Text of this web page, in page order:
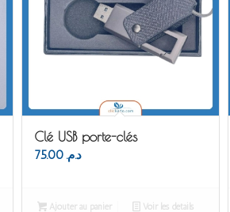
Clé USB porte-clés
د.م. 75.00
Ajouter au panier Voir les détails